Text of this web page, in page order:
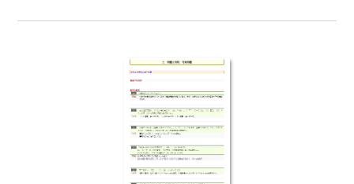
導入された。本稿では、とかく暗記中心に
用した探求的思考をめざす実践事例につい
てご紹介したい。